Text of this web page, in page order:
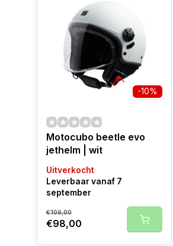
-10%
Motocubo beetle evo
jethelm | wit
Uitverkocht
Leverbaar vanaf 7
september
€109,00
€98,00